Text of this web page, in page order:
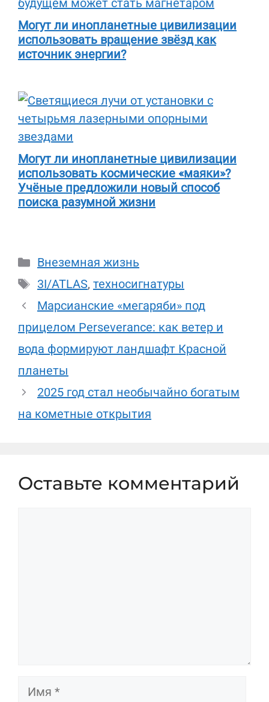
Могут ли инопланетные цивилизации
использовать вращение звёзд как
источник энергии?
Могут ли инопланетные цивилизации
использовать космические «маяки»?
Учёные предложили новый способ
поиска разумной жизни
Рубрики
Внеземная жизнь
Метки
3I/ATLAS, техносигнатуры
Марсианские «мегаряби» под
прицелом Perseverance: как ветер и
вода формируют ландшафт Красной
планеты
2025 год стал необычайно богатым
на кометные открытия
Оставьте комментарий
Имя